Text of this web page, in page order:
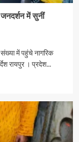
में सुनीं
में पहुंचे नागरिक
रायपुर । प्रदेश...